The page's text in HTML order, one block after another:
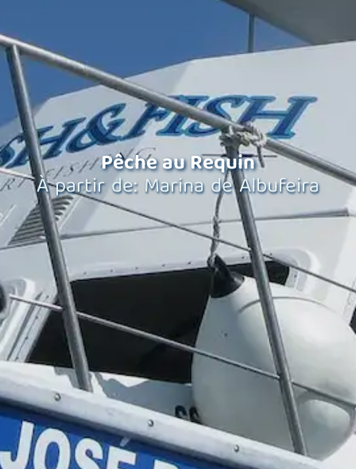
Pêche au Requin
À partir de: Marina de Albufeira